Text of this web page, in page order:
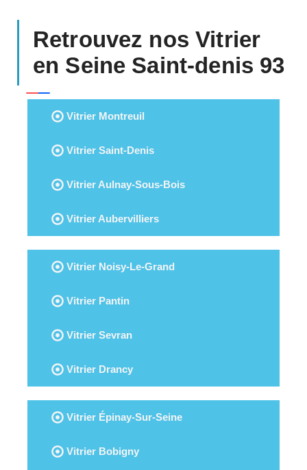
Retrouvez nos Vitrier
en Seine Saint-denis 93
Vitrier Montreuil
Vitrier Saint-Denis
Vitrier Aulnay-Sous-Bois
Vitrier Aubervilliers
Vitrier Noisy-Le-Grand
Vitrier Pantin
Vitrier Sevran
Vitrier Drancy
Vitrier Épinay-Sur-Seine
Vitrier Bobigny